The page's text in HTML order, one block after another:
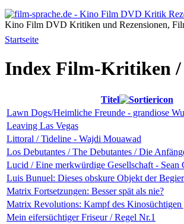
Kino Film DVD Kritiken und Rezensionen,
Startseite
Index Film-Kritiken /
Titel
Lawn Dogs/Heimliche Freunde - grandiose
Leaving Las Vegas
Littoral / Tideline - Wajdi Mouawad
Los Debutantes / The Debutantes / Die
Lucid / Eine merkwürdige Gesellschaft - Sean
Luis Bunuel: Dieses obskure Objekt der
Matrix Fortsetzungen: Besser spät als nie?
Matrix Revolutions: Kampf des
Mein eifersüchtiger Friseur / Regel Nr.1